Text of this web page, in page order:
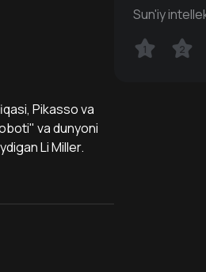
Pikasso va
va dunyoni
Li Miller.
Sun'iy
1 2
1 2